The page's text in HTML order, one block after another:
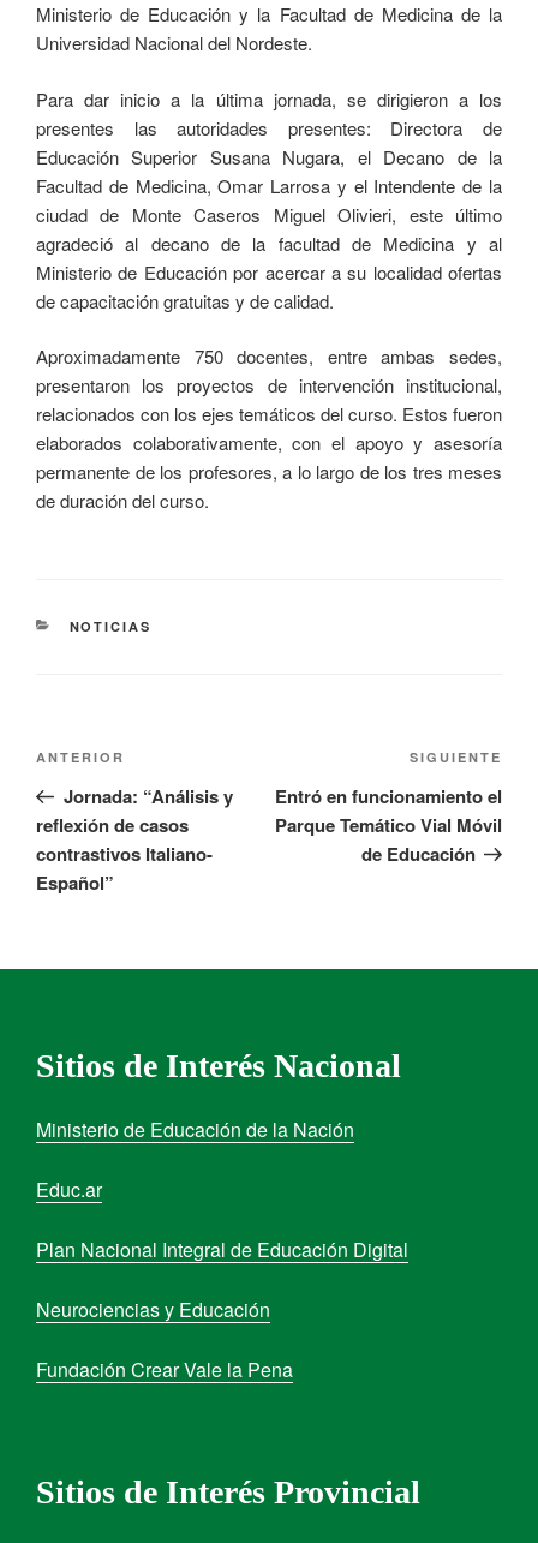
Ministerio de Educación y la Facultad de Medicina de la
Universidad Nacional del Nordeste.
Para dar inicio a la última jornada, se dirigieron a los
presentes las autoridades presentes: Directora de
Educación Superior Susana Nugara, el Decano de la
Facultad de Medicina, Omar Larrosa y el Intendente de la
ciudad de Monte Caseros Miguel Olivieri, este último
agradeció al decano de la facultad de Medicina y al
Ministerio de Educación por acercar a su localidad ofertas
de capacitación gratuitas y de calidad.
Aproximadamente 750 docentes, entre ambas sedes,
presentaron los proyectos de intervención institucional,
relacionados con los ejes temáticos del curso. Estos fueron
elaborados colaborativamente, con el apoyo y asesoría
permanente de los profesores, a lo largo de los tres meses
de duración del curso.
NOTICIAS
ANTERIOR
Jornada: “Análisis y
reflexión de casos
contrastivos Italiano-
Español”
SIGUIENTE
Entró en funcionamiento el
Parque Temático Vial Móvil
de Educación
Sitios de Interés Nacional
Ministerio de Educación de la Nación
Educ.ar
Plan Nacional Integral de Educación Digital
Neurociencias y Educación
Fundación Crear Vale la Pena
Sitios de Interés Provincial